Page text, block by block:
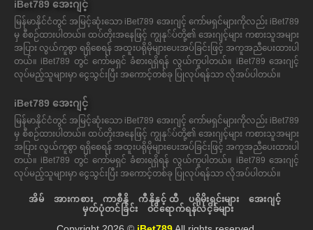
iBet789 အေးဂျင့်
မြန်မာနိုင်ငံတွင် အမြင့်ဆုံးသော iBet789 အေးဂျင့် ကော်မရှင်များကိုလည်း iBet789
မှ စီစဉ်ထားပါတယ်။ ထပ်တိုးအနေဖြင့် ကျွနု်ပ်တို့၏ အေးဂျင့်များ ကစားသူအများ
အပြား လွယ်ကူစွာ ရရှိစေရန် အထူးပရိုမိုများပေးအပ်ခြင်းဖြင့် အကူအညီပေးထားပါ
တယ်။ iBet789 တွင် ကော်မရှင် ခံစားရရှိရန် လွယ်ကူပါတယ်။ iBet789 အေးဂျင့်
လုပ်မည့်သူများမှာ ငွေသွင်းပြီး အကောင့်တစ်ခု ပြုလုပ်ရန်သာ လိုအပ်ပါတယ်။
iBet789 အေးဂျင့်
မြန်မာနိုင်ငံတွင် အမြင့်ဆုံးသော iBet789 အေးဂျင့် ကော်မရှင်များကိုလည်း iBet789
မှ စီစဉ်ထားပါတယ်။ ထပ်တိုးအနေဖြင့် ကျွနု်ပ်တို့၏ အေးဂျင့်များ ကစားသူအများ
အပြား လွယ်ကူစွာ ရရှိစေရန် အထူးပရိုမိုများပေးအပ်ခြင်းဖြင့် အကူအညီပေးထားပါ
တယ်။ iBet789 တွင် ကော်မရှင် ခံစားရရှိရန် လွယ်ကူပါတယ်။ iBet789 အေးဂျင့်
လုပ်မည့်သူများမှာ ငွေသွင်းပြီး အကောင့်တစ်ခု ပြုလုပ်ရန်သာ လိုအပ်ပါတယ်။
အိမ် အားကစား ကာစီနို ကီနိုနှင့် ထီ ပရိုမိုးရှင်းများ
အေးဂျင့်
မှတ်ပုံတင်ခြင်း
ဝင်ရောက်ရန်လင့်ခ်များ